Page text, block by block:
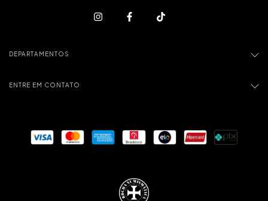
DEPARTAMENTOS
ENTRE EM CONTATO